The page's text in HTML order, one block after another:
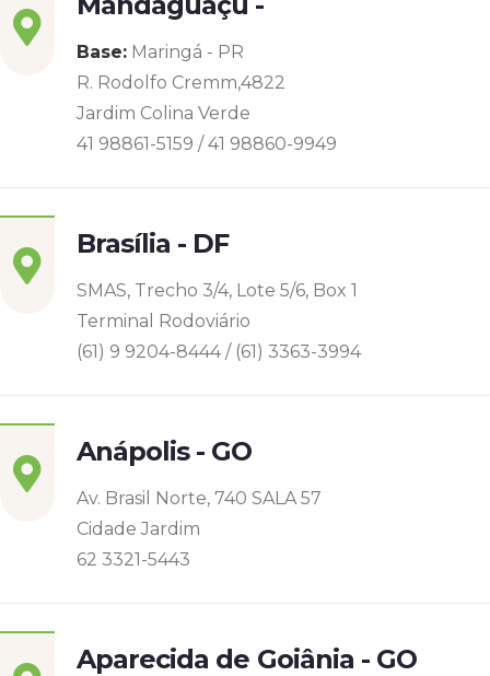
Base: Maringá - PR
R. Rodolfo Cremm,4822
Jardim Colina Verde
41 98861-5159 / 41 98860-9949
Brasília - DF
SMAS, Trecho 3/4, Lote 5/6, Box 1
Terminal Rodoviário
(61) 9 9204-8444 / (61) 3363-3994
Anápolis - GO
Av. Brasil Norte, 740 SALA 57
Cidade Jardim
62 3321-5443
Aparecida de Goiânia - GO